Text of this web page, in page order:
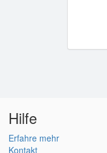
Hilfe
Erfahre mehr
Kontakt